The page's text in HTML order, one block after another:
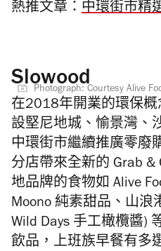
熱推文章： 中環街市精
Slowood
Photograph: Courtesy Alive
在2018年開業的環保概
設堅尼地城、愉景灣、
中環街市繼續推廣零廢
分店帶來全新的 Grab &
地品牌的食物如 Alive
Moono 純素甜品、山浪
Wild Days 手工橄欖醬)
飲品，上班族早餐有多